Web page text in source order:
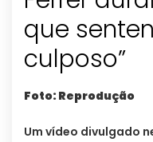
que
culposo”
Foto: Reprodução
Um vídeo divulgado